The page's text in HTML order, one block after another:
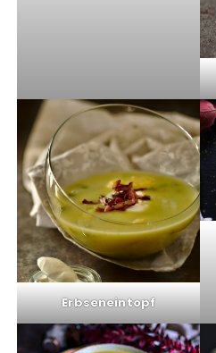
Erbseneintopf